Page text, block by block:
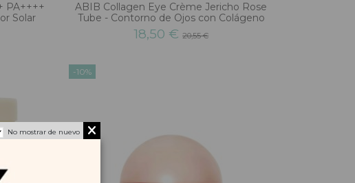
PA++++
Solar
ABIB Collagen Eye Crème Jericho Rose
Tube - Contorno de Ojos con Colágeno
18,50 €20,55 €
-10%
No mostrar de nuevo